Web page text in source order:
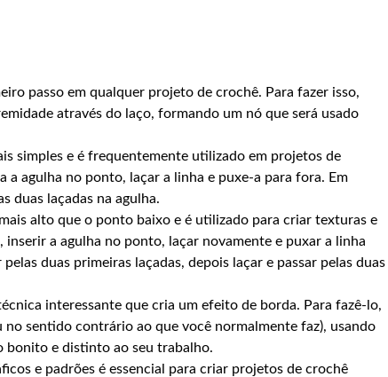
passo em qualquer projeto de crochê. Para fazer isso,
através do laço, formando um nó que será usado
simples e é frequentemente utilizado em projetos de
a agulha no ponto, laçar a linha e puxe-a para fora. Em
duas laçadas na agulha.
alto que o ponto baixo e é utilizado para criar texturas e
inserir a agulha no ponto, laçar novamente e puxar a linha
duas primeiras laçadas, depois laçar e passar pelas duas
interessante que cria um efeito de borda. Para fazê-lo,
no sentido contrário ao que você normalmente faz), usando
bonito e distinto ao seu trabalho.
e padrões é essencial para criar projetos de crochê